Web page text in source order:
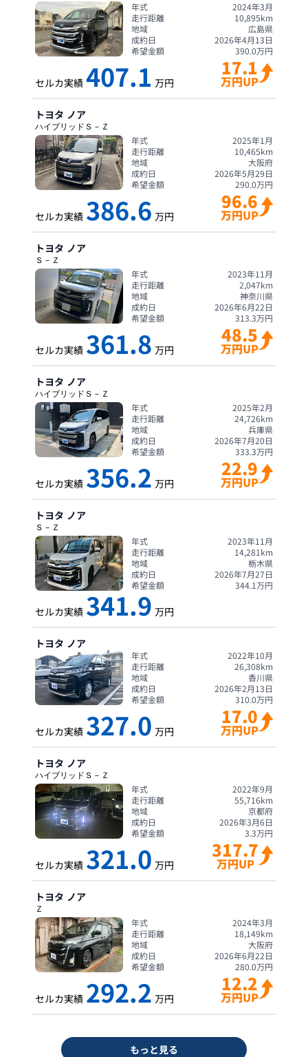
年式
2024年3月
走行距離
10,895km
地域
広島県
成約日
2026年4月13日
希望金額
390.0万円
セルカ実績 407.1 万円
17.1
万円UP
トヨタ ノア
ハイブリッドＳ－Ｚ
年式
2025年1月
走行距離
10,465km
地域
大阪府
成約日
2026年5月29日
希望金額
290.0万円
セルカ実績 386.6 万円
96.6
万円UP
トヨタ ノア
Ｓ－Ｚ
年式
2023年11月
走行距離
2,047km
地域
神奈川県
成約日
2026年6月22日
希望金額
313.3万円
セルカ実績 361.8 万円
48.5
万円UP
トヨタ ノア
ハイブリッドＳ－Ｚ
年式
2025年2月
走行距離
24,726km
地域
兵庫県
成約日
2026年7月20日
希望金額
333.3万円
セルカ実績 356.2 万円
22.9
万円UP
トヨタ ノア
Ｓ－Ｚ
年式
2023年11月
走行距離
14,281 km
地域
栃木県
成約日
2026年7月27日
希望金額
344.1万円
セルカ実績 341.9 万円
トヨタ ノア
年式
2022年10月
走行距離
26,308km
地域
香川県
成約日
2026年2月13日
希望金額
310.0万円
セルカ実績 327.0 万円
17.0
万円UP
トヨタ ノア
ハイブリッドＳ－Ｚ
年式
2022年9月
走行距離
55,716km
地域
京都府
成約日
2026年3月6日
希望金額
3.3万円
セルカ実績 321.0 万円
317.7
万円UP
トヨタ ノア
Ｚ
年式
2024年3月
走行距離
18,149km
地域
大阪府
成約日
2026年6月22日
希望金額
280.0万円
セルカ実績 292.2 万円
12.2
万円UP
もっと見る